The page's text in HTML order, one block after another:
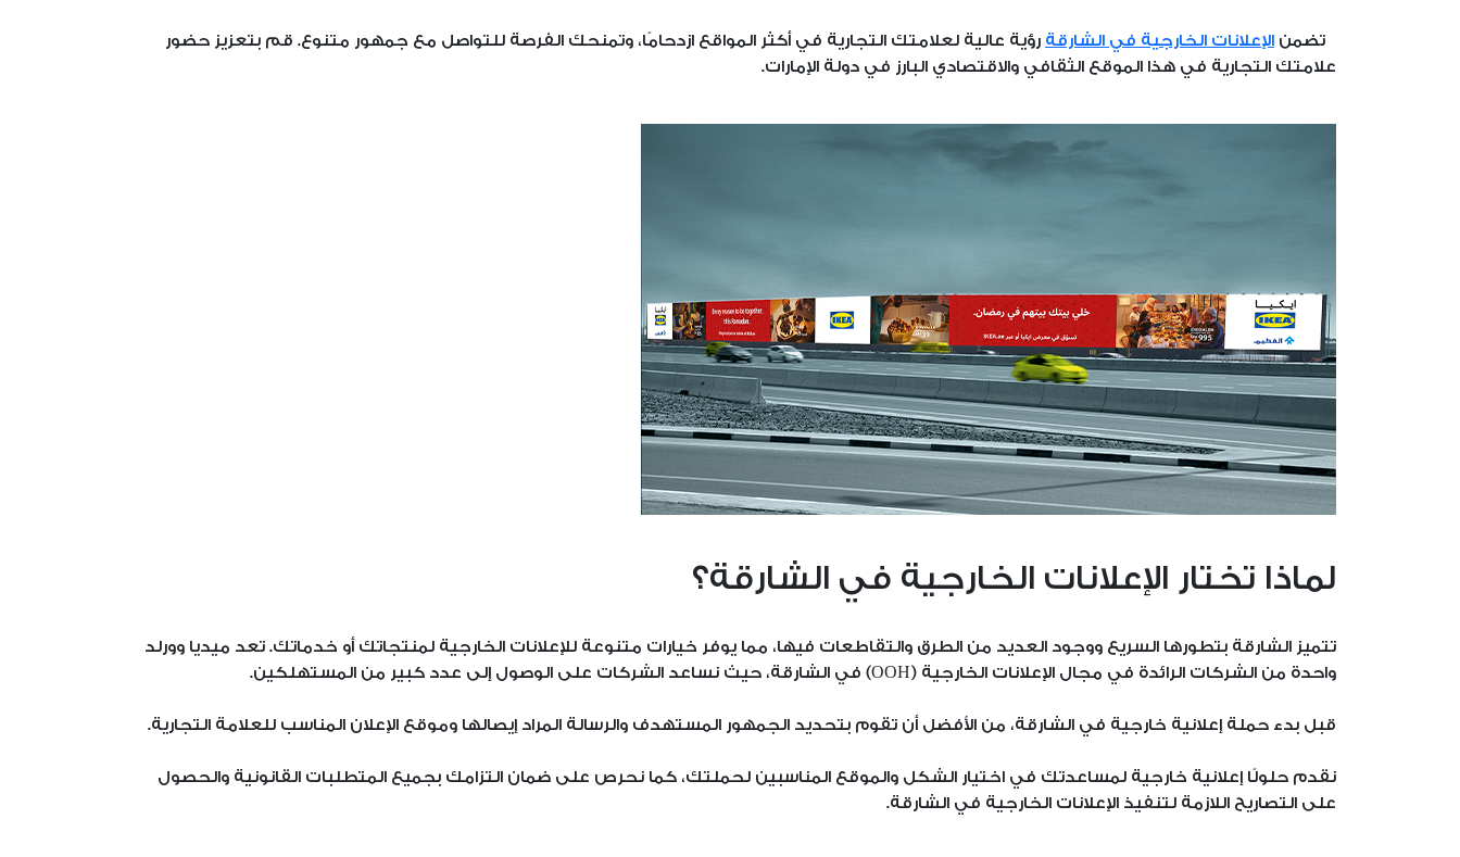
تضمن الإعلانات الخارجية في الشارقة رؤية عالية لعلامتك التجارية في أكثر المواقع ازدحامًا، وتمنحك الفرصة للتواصل مع جمهور متنوع. قم بتعزيز حضور
علامتك التجارية في هذا الموقع الثقافي والاقتصادي البارز في دولة الإمارات.
لماذا تختار الإعلانات الخارجية في الشارقة؟
تتميز الشارقة بتطورها السريع ووجود العديد من الطرق والتقاطعات فيها، مما يوفر خيارات متنوعة للإعلانات الخارجية لمنتجاتك أو خدماتك. تعد ميديا وورلد
واحدة من الشركات الرائدة في مجال الإعلانات الخارجية (OOH) في الشارقة، حيث نساعد الشركات على الوصول إلى عدد كبير من المستهلكين.
قبل بدء حملة إعلانية خارجية في الشارقة، من الأفضل أن تقوم بتحديد الجمهور المستهدف والرسالة المراد إيصالها وموقع الإعلان المناسب للعلامة التجارية.
نقدم حلولًا إعلانية خارجية لمساعدتك في اختيار الشكل والموقع المناسبين لحملتك، كما نحرص على ضمان التزامك بجميع المتطلبات القانونية والحصول
على التصاريح اللازمة لتنفيذ الإعلانات الخارجية في الشارقة.